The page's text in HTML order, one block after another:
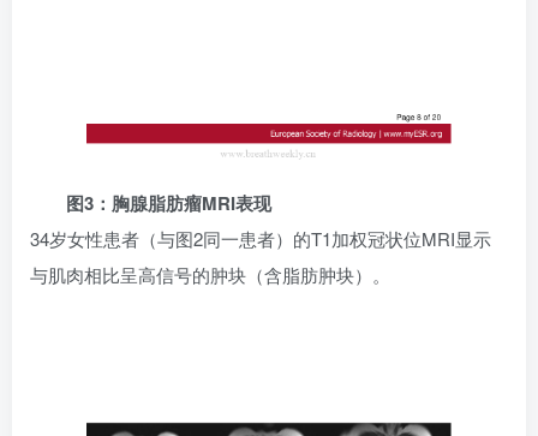
图3：胸腺脂肪瘤MRI表现
34岁女性患者（与图2同一患者）的T1加权冠状位MRI显示
与肌肉相比呈高信号的肿块（含脂肪肿块）。